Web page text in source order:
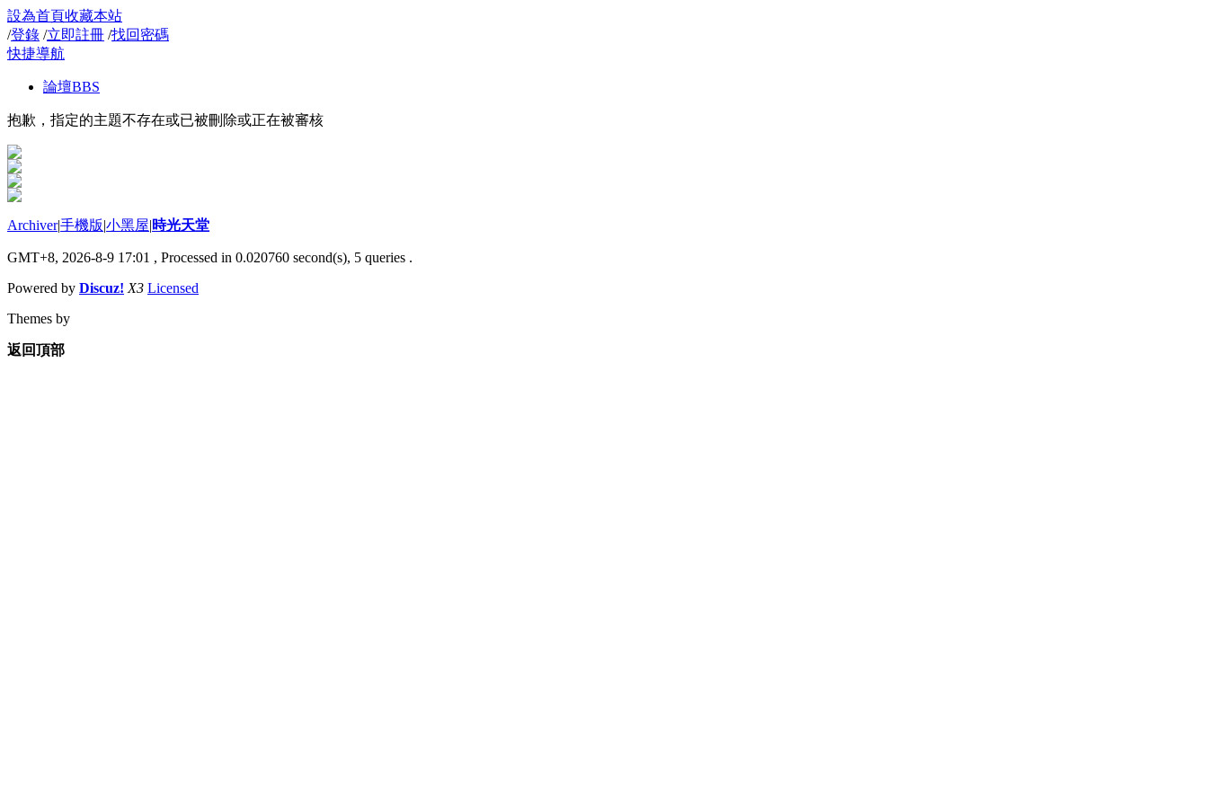
設為首頁收藏本站
/登錄 /立即註冊 /找回密碼
快捷導航
論壇BBS
抱歉，指定的主題不存在或已被刪除或正在被審核
Archiver|手機版|小黑屋|時光天堂
GMT+8, 2026-8-9 17:01 , Processed in 0.020760 second(s), 5 queries .
Powered by Discuz! X3 Licensed
Themes by
返回頂部